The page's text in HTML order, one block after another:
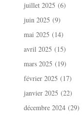
juillet 2025 (6)
juin 2025 (9)
mai 2025 (14)
avril 2025 (15)
mars 2025 (19)
février 2025 (17)
janvier 2025 (22)
décembre 2024 (29)